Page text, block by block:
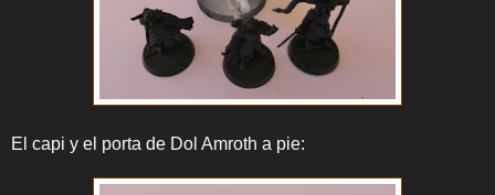
El capi y el porta de Dol Amroth a pie: